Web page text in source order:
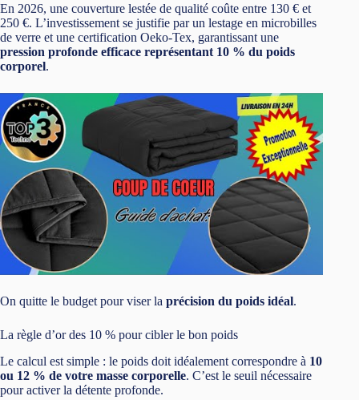
En 2026, une couverture lestée de qualité coûte entre 130 € et
250 €. L’investissement se justifie par un lestage en microbilles
de verre et une certification Oeko-Tex, garantissant une
pression profonde efficace représentant 10 % du poids
corporel.
On quitte le budget pour viser la précision du poids idéal.
La règle d’or des 10 % pour cibler le bon poids
Le calcul est simple : le poids doit idéalement correspondre à 10
ou 12 % de votre masse corporelle. C’est le seuil nécessaire
pour activer la détente profonde.